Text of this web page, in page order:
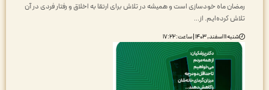
ماه خودسازی است و همیشه در تلاش برای ارتقا به اخلاق و رفتار فردی در آن
کرده‌ایم. از…